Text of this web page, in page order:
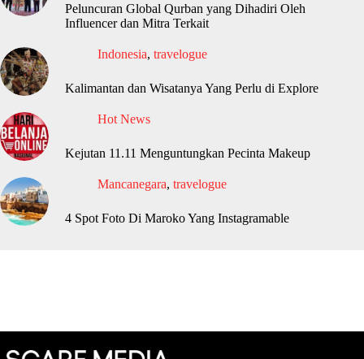
Peluncuran Global Qurban yang Dihadiri Oleh
Influencer dan Mitra Terkait
Indonesia, travelogue
Kalimantan dan Wisatanya Yang Perlu di Explore
Hot News
Kejutan 11.11 Menguntungkan Pecinta Makeup
Mancanegara, travelogue
4 Spot Foto Di Maroko Yang Instagramable